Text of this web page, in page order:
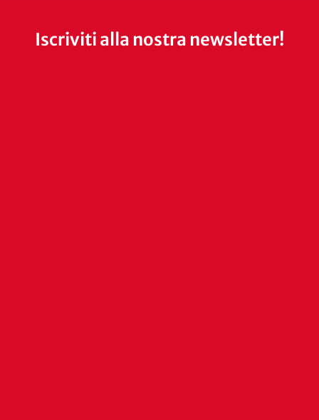
Iscriviti alla nostra newsletter!